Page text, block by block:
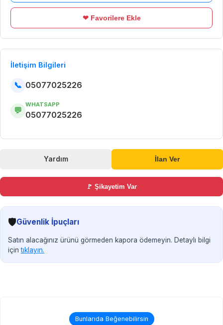
❤ Favorilere Ekle
İletişim Bilgileri
📞 05077025226
💬
WHATSAPP
05077025226
Yardım İlan Ver
🚩 Şikayetim Var
🛡️Güvenlik İpuçları
Satın alacağınız ürünü görmeden kapora ödemeyin. Detaylı bilgi
içintıklayın.
Bunlarıda Beğenebilirsin